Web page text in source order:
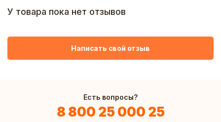
У товара пока нет отзывов
Написать свой отзыв
Есть вопросы?
8 800 25 000 25